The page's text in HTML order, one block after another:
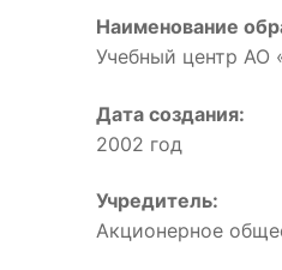
Наименование
Учебный центр АО
Дата создания:
2002 год
Учредитель:
Акционерное